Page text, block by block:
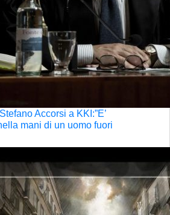
Accorsi a KKI:”E’
mani di un uomo fuori